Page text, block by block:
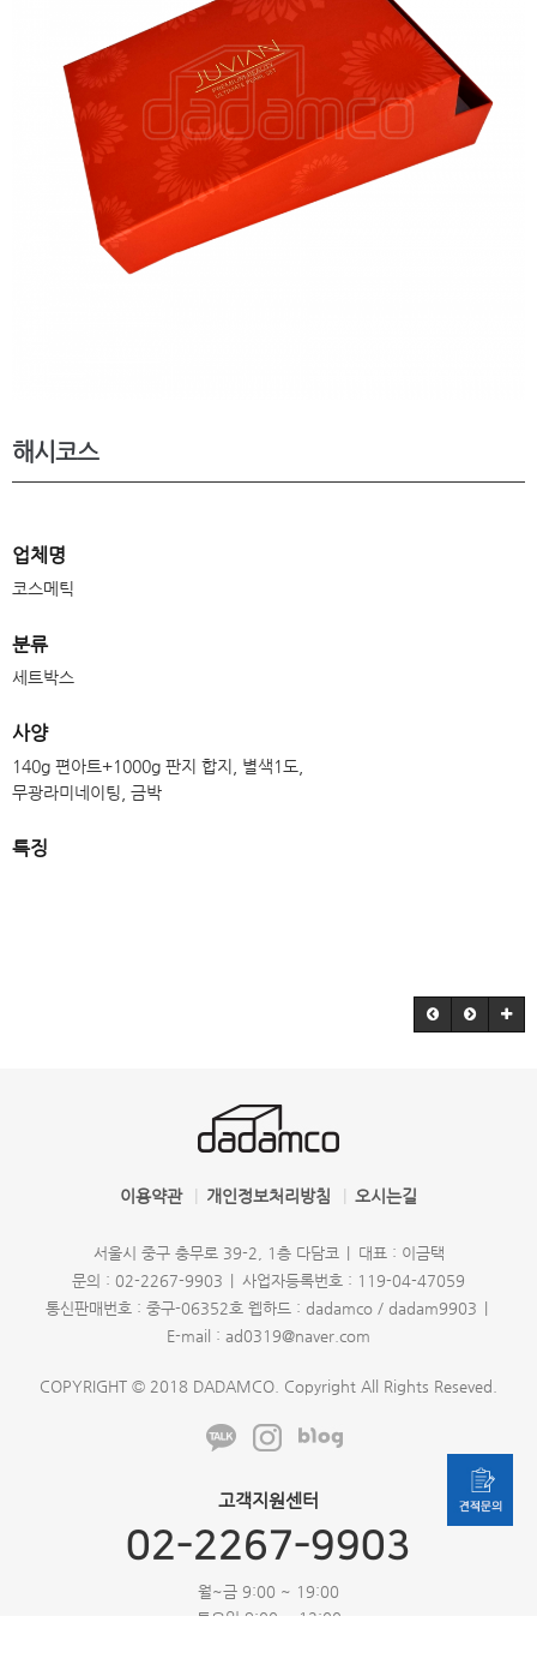
해시코스
업체명
코스메틱
분류
세트박스
사양
140g 편아트+1000g 판지 합지, 별색1도,
무광라미네이팅, 금박
특징
이용약관 개인정보처리방침 오시는길
서울시 중구 충무로 39-2, 1층 다담코
대표 : 이금택
문의 : 02-2267-9903
사업자등록번호 : 119-04-47059
통신판매번호 : 중구-06352호 웹하드 : dadamco / dadam9903
E-mail : ad0319@naver.com
COPYRIGHT © 2018 DADAMCO. Copyright All Rights Reseved.
고객지원센터
02-2267-9903
월~금 9:00 ~ 19:00
토요일 9:00 ~ 12:00